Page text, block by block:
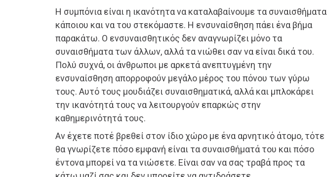
Η συμπόνια είναι η ικανότητα να καταλαβαίνουμε τα συναισθήματα
κάποιου και να του στεκόμαστε. Η ενσυναίσθηση πάει ένα βήμα
παρακάτω. Ο ενσυναισθητικός δεν αναγνωρίζει μόνο τα
συναισθήματα των άλλων, αλλά τα νιώθει σαν να είναι δικά του.
Πολύ συχνά, οι άνθρωποι με αρκετά ανεπτυγμένη την
ενσυναίσθηση απορροφούν μεγάλο μέρος του πόνου των γύρω
τους. Αυτό τους μουδιάζει συναισθηματικά, αλλά και μπλοκάρει
την ικανότητά τους να λειτουργούν επαρκώς στην
καθημερινότητά τους.
Αν έχετε ποτέ βρεθεί στον ίδιο χώρο με ένα αρνητικό άτομο, τότε
θα γνωρίζετε πόσο εμφανή είναι τα συναισθήματά του και πόσο
έντονα μπορεί να τα νιώσετε. Είναι σαν να σας τραβά προς τα